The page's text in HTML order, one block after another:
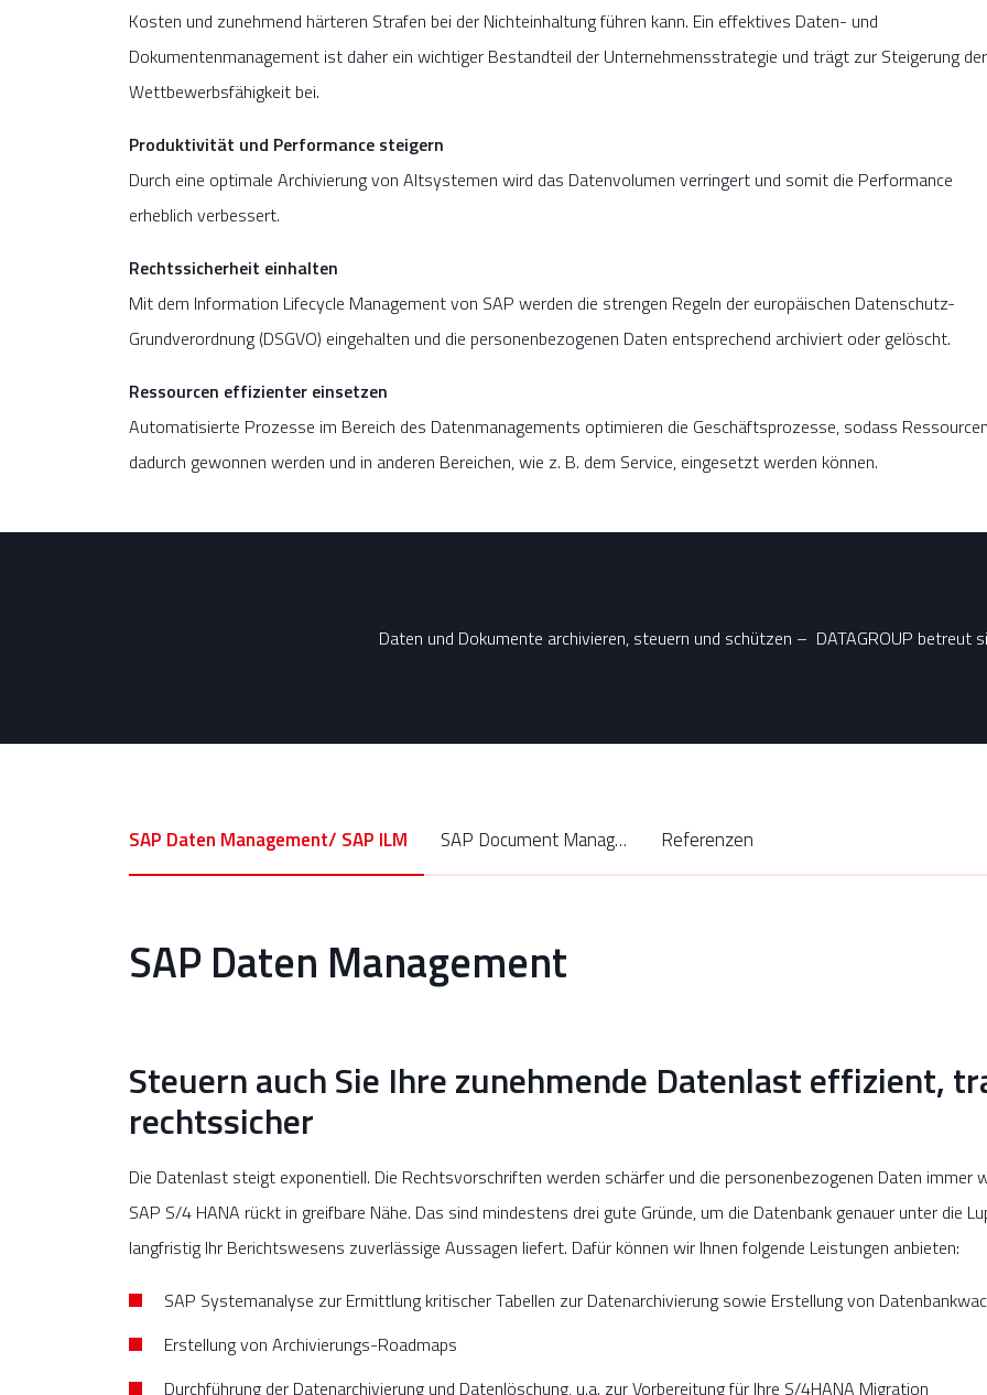
Kosten und zunehmend härteren Strafen bei der Nichteinhaltung führen kann. Ein effektives Daten- und
Dokumentenmanagement ist daher ein wichtiger Bestandteil der Unternehmensstrategie und trägt zur Steigerung der
Wettbewerbsfähigkeit bei.
Produktivität und Performance steigern
Durch eine optimale Archivierung von Altsystemen wird das Datenvolumen verringert und somit die Performance
erheblich verbessert.
Rechtssicherheit einhalten
Mit dem Information Lifecycle Management von SAP werden die strengen Regeln der europäischen Datenschutz-
Grundverordnung (DSGVO) eingehalten und die personenbezogenen Daten entsprechend archiviert oder gelöscht.
Ressourcen effizienter einsetzen
Automatisierte Prozesse im Bereich des Datenmanagements optimieren die Geschäftsprozesse, sodass Ressourcen
dadurch gewonnen werden und in anderen Bereichen, wie z. B. dem Service, eingesetzt werden können.
Daten und Dokumente archivieren, steuern und schützen – DATAGROUP betreut
SAP Daten Management/ SAP ILM SAP Document Management (DMS) Referenzen
SAP Daten Management
Steuern auch Sie Ihre zunehmende Datenlast effizient,
rechtssicher
Die Datenlast steigt exponentiell. Die Rechtsvorschriften werden schärfer und die personenbezogenen Daten immer
SAP S/4 HANA rückt in greifbare Nähe. Das sind mindestens drei gute Gründe, um die Datenbank genauer unter die
langfristig Ihr Berichtswesens zuverlässige Aussagen liefert. Dafür können wir Ihnen folgende Leistungen anbieten:
SAP Systemanalyse zur Ermittlung kritischer Tabellen zur Datenarchivierung sowie Erstellung von
Erstellung von Archivierungs-Roadmaps
Durchführung der Datenarchivierung und Datenlöschung, u.a. zur Vorbereitung für Ihre S/4HANA Migration